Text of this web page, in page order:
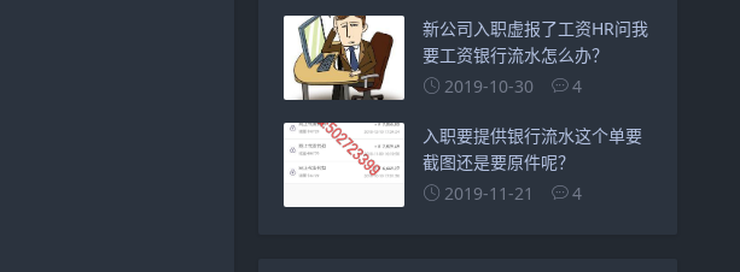
新公司入职虚报了工资HR问我
要工资银行流水怎么办？
2019-10-30
4
入职要提供银行流水这个单要
截图还是要原件呢？
2019-11-21
4